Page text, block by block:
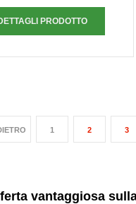
PRODOTTO
1 2 3
vantaggiosa